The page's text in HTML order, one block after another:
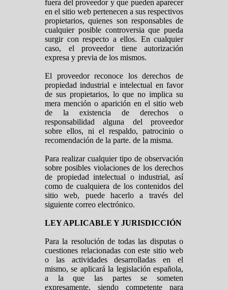
fuera del proveedor y que pueden aparecer
en el sitio web pertenecen a sus respectivos
propietarios, quienes son responsables de
cualquier posible controversia que pueda
surgir con respecto a ellos. En cualquier
caso, el proveedor tiene autorización
expresa y previa de los mismos.
El proveedor reconoce los derechos de
propiedad industrial e intelectual en favor
de sus propietarios, lo que no implica su
mera mención o aparición en el sitio web
de la existencia de derechos o
responsabilidad alguna del proveedor
sobre ellos, ni el respaldo, patrocinio o
recomendación de la parte. de la misma.
Para realizar cualquier tipo de observación
sobre posibles violaciones de los derechos
de propiedad intelectual o industrial, así
como de cualquiera de los contenidos del
sitio web, puede hacerlo a través del
siguiente correo electrónico.
LEY APLICABLE Y JURISDICCIÓN
Para la resolución de todas las disputas o
cuestiones relacionadas con este sitio web
o las actividades desarrolladas en el
mismo, se aplicará la legislación española,
a la que las partes se someten
expresamente, siendo competente para